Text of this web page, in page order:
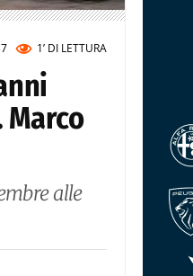
1’ DI LETTURA
alle